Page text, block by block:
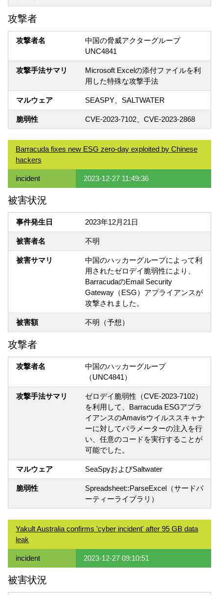
攻撃者
攻撃者名
中国の脅威アクターグループ
UNC4841
攻撃手法サマリ
Microsoft Excelの添付ファイルを利
用した特殊な攻撃手法
マルウェア SEASPY、SALTWATER
脆弱性 CVE-2023-7102、CVE-2023-2868
Barracuda fixes new ESG zero-day exploited by Chinese
hackers
incident 2023-12-27 11:49:36
被害状況
事件発生日 2023年12月21日
被害者名 不明
被害サマリ
中国のハッカーグループによって利
用されたゼロデイ脆弱性により、
BarracudaのEmail Security
Gateway（ESG）アプライアンスが
攻撃されました。
被害額 不明（予想）
攻撃者
攻撃者名
中国のハッカーグループ
（UNC4841）
攻撃手法サマリ
ゼロデイ脆弱性（CVE-2023-7102）
を利用して、Barracuda ESGアプラ
イアンスのAmavisウイルススキャナ
ーに対してパラメーターの注入を行
い、任意のコードを実行することが
可能でした。
マルウェア SeaSpyおよびSaltwater
脆弱性
Spreadsheet::ParseExcel（サードパ
ーティーライブラリ）
Yakult Australia confirms 'cyber incident' after 95 GB data
leak
incident 2023-12-27 09:10:51
被害状況